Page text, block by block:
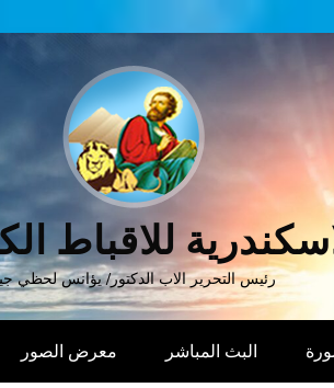
للاقباط
رئيس التحرير الاب الدكتور/ يؤانس لحظي
البث المباشر معرض الصور